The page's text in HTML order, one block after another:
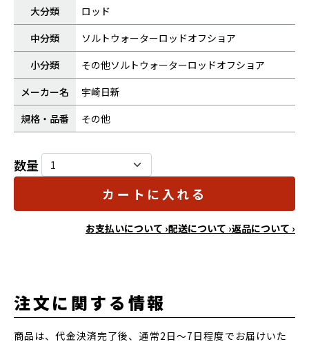
大分類
ロッド
中分類
ソルトウォーターロッドオフショア
小分類
その他ソルトウォーターロッドオフショア
メーカー名
宇崎日新
規格・品番
その他
数量
カートに入れる
お支払いについて ›配送について ›返品について ›
注文に関する情報
商品は、代金決済完了後、通常2日～7日程度でお届けいた